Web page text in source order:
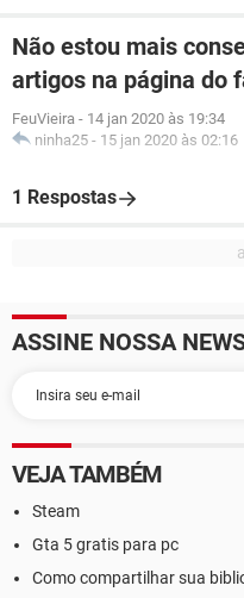
Não estou mais
artigos na página do
FeuVieira - 14 jan 2020 às 19:34
ninha25 - 15 jan 2020 às 02:16
1 Respostas
ASSINE NOSSA
VEJA TAMBÉM
Steam
Gta 5 gratis para pc
Como compartilhar sua